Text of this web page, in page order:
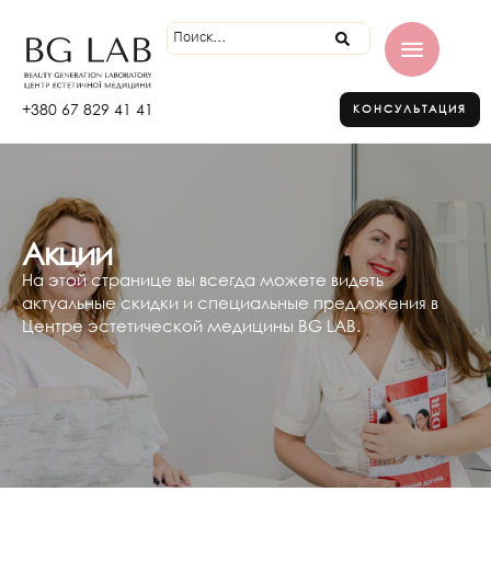
+380 67 829 41 41 КОНСУЛЬТАЦИЯ
Акции
На этой странице вы всегда можете видеть
актуальные скидки и специальные предложения в
Центре эстетической медицины BG LAB.